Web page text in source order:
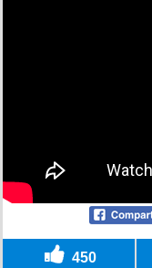
450